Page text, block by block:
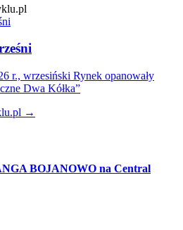
r., wrzesiński Rynek opanowały
Dwa Kółka”
→
BOJANOWO na Central